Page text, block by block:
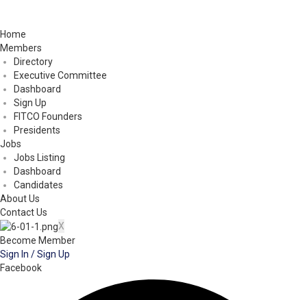
Home
Members
Directory
Executive Committee
Dashboard
Sign Up
FITCO Founders
Presidents
Jobs
Jobs Listing
Dashboard
Candidates
About Us
Contact Us
X
Become Member
Sign In / Sign Up
Facebook